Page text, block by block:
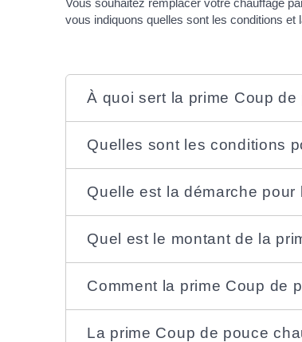
vous indiquons quelles sont les conditions et
À quoi sert la prime Coup
Quelles sont les conditions
Quelle est la démarche
Quel est le montant de la
Comment la prime Coup de
La prime Coup de pouce